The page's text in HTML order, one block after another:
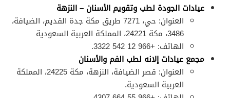
عيادات الجودة لطب وتقويم الأسنان – النزهة
العنوان: حي، 7271 طريق مكة جدة القديم، الضيافة،
3486، مكة 24221، المملكة العربية السعودية
الهاتف: +966 12 542 3322.
مجمع عيادات إلانه لطب الفم والأسنان
العنوان: قصر الضيافة، النزهة، مكة 24225، المملكة
العربية السعودية.